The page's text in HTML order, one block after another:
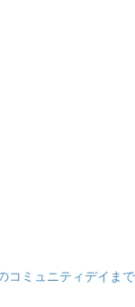
コミュニティデイまで